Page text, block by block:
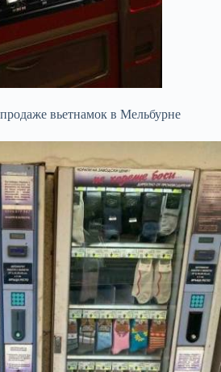
вьетнамок в Мельбурне